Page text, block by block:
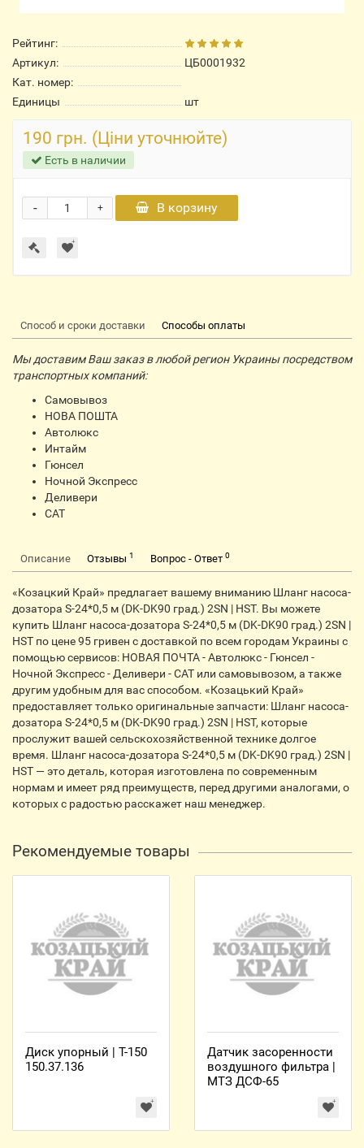
Рейтинг:
Артикул:
ЦБ0001932
Кат. номер:
Единицы
шт
190 грн. (Ціни уточнюйте)
Есть в наличии
+
- В корзину
Способ и сроки доставки Способы оплаты
Мы доставим Ваш заказ в любой регион Украины посредством
транспортных компаний:
Самовывоз
НОВА ПОШТА
Автолюкс
Интайм
Гюнсел
Ночной Экспресс
Деливери
CАТ
Описание Отзывы 1 Вопрос - Ответ 0
«Козацкий Край» предлагает вашему вниманию Шланг насоса-
дозатора S-24*0,5 м (DK-DK90 град.) 2SN | HST. Вы можете
купить Шланг насоса-дозатора S-24*0,5 м (DK-DK90 град.) 2SN |
HST по цене 95 гривен с доставкой по всем городам Украины с
помощью сервисов: НОВАЯ ПОЧТА - Автолюкс - Гюнсел -
Ночной Экспресс - Деливери - CАТ или самовывозом, а также
другим удобным для вас способом. «Козацький Край»
предоставляет только оригинальные запчасти: Шланг насоса-
дозатора S-24*0,5 м (DK-DK90 град.) 2SN | HST, которые
прослужит вашей сельскохозяйственной технике долгое
время. Шланг насоса-дозатора S-24*0,5 м (DK-DK90 град.) 2SN |
HST — это деталь, которая изготовлена по современным
нормам и имеет ряд преимуществ, перед другими аналогами, о
которых с радостью расскажет наш менеджер.
Рекомендуемые товары
Диск упорный | Т-150
150.37.136
Датчик засоренности
воздушного фильтра |
МТЗ ДСФ-65